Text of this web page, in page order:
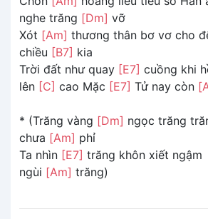
nghe trăng [Dm] vỡ
Xót [Am] thương thân bơ vơ cho
chiều [B7] kia
Trời đất như quay [E7] cuồng khi
lên [C] cao Mặc [E7] Tử nay còn
* (Trăng vàng [Dm] ngọc trăng
chưa [Am] phỉ
Ta nhìn [E7] trăng khôn xiết ngậm
ngùi [Am] trăng)